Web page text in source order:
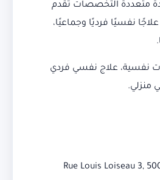
متعددة التخصصات تقدم
نفسيًا فرديًا وجماعيًا،
نفسية، علاج نفسي فردي
منزلي.
Rue Louis Loiseau 3,